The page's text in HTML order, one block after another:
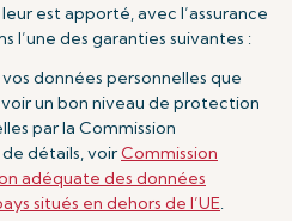
est apporté, avec l’assurance
l’une des garanties suivantes :
données personnelles que
un bon niveau de protection
par la Commission
détails, voirCommission
adéquate des données
situés en dehors de l’UE.